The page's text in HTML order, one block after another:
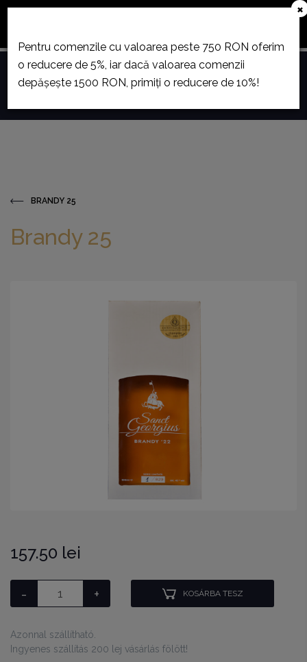
Toggle
BRANDY 25
Brandy 25
157.50 lei
- + KOSÁRBA TESZ
Azonnal szállítható.
Ingyenes szállítás 200 lej vásárlás fölött!
×
Pentru comenzile cu valoarea peste 750 RON oferim
o reducere de 5%, iar dacă valoarea comenzii
depășește 1500 RON, primiți o reducere de 10%!